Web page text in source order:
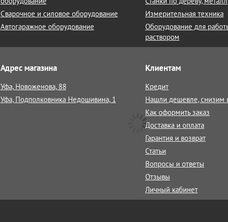
Сварочное и силовое оборудование
Автогаражное оборудование
Измерительная техника
Оборудование для
раствором
Адрес магазина
Уфа, Новоженова, 88
Уфа, Подполковника Недошивина, 1
Клиентам
Кредит
Нашли дешевле, снизим
Как оформить заказ
Доставка и оплата
Гарантия и возврат
Статьи
Вопросы и ответы
Отзывы
Личный кабинет